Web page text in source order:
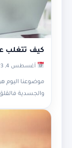
كيف تتغلب
أغسطس 4, 2023
موضوعنا اليوم
والجسدية